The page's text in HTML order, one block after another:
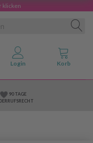
klicken
90 TAGE